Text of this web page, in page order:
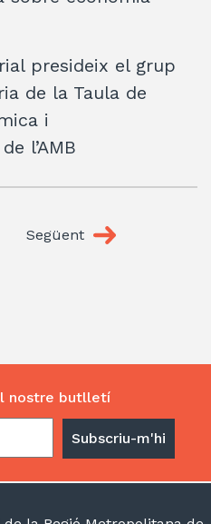
presideix el grup
de la Taula de
i
l’AMB
Següent
nostre butlletí